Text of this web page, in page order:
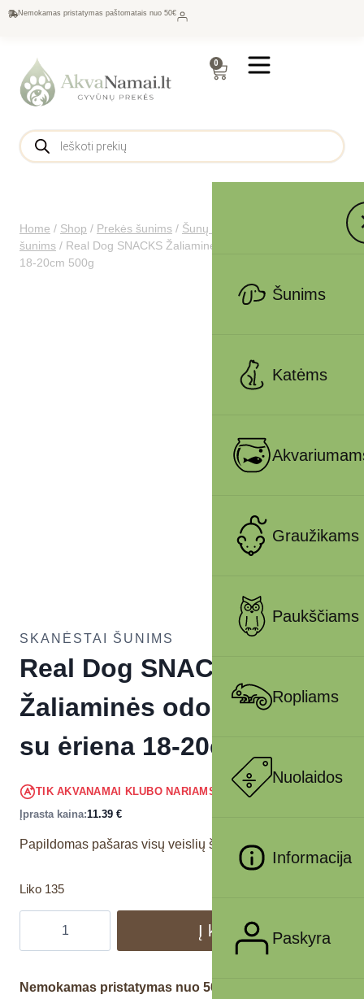
Nemokamas pristatymas paštomatais nuo 50€
0
Šunims
Katėms
Graužikams
Paukščiams
Ropliams
Nuolaidos
Informacija
Paskyra
Home / Shop / Prekės šunims / Šunų maistas
šunims / Real Dog SNACKS Žaliaminės odos ritinys su ėriena
18-20cm 500g
SKANĖSTAI ŠUNIMS
Real Dog SNACKS
Žaliaminės odos ritinys
su ėriena 18-20cm 500g
TIK AKVANAMAI KLUBO NARIAMS 10.82
Įprasta kaina:11.39 €
Papildomas pašaras visų veislių šunims.
Liko 135
Į krepšelį
Nemokamas pristatymas nuo 50€